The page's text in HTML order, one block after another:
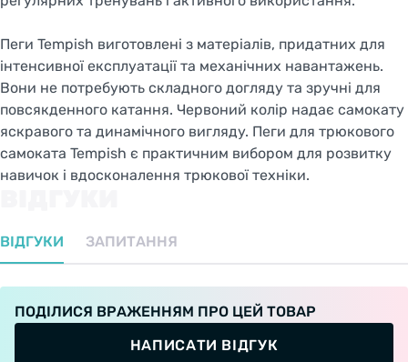
Пеги Tempish виготовлені з матеріалів, придатних для
інтенсивної експлуатації та механічних навантажень.
Вони не потребують складного догляду та зручні для
повсякденного катання. Червоний колір надає самокату
яскравого та динамічного вигляду. Пеги для трюкового
самоката Tempish є практичним вибором для розвитку
навичок і вдосконалення трюкової техніки.
ВІДГУКИ ЗАПИТАННЯ
ПОДІЛИСЯ ВРАЖЕННЯМ ПРО ЦЕЙ ТОВАР
НАПИСАТИ ВІДГУК